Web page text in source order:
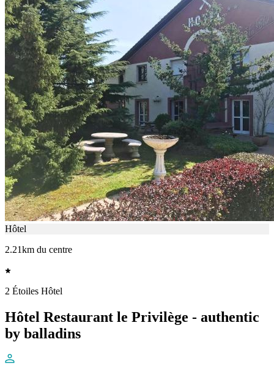
Hôtel
2.21km du centre
2 Étoiles Hôtel
Hôtel Restaurant le Privilège - authentic
by balladins